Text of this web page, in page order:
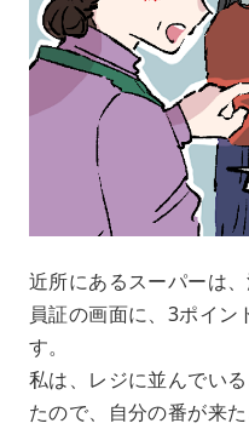
近所にあるスーパーは
員証の画面に、3ポイン
す。
私は、レジに並んでい
たので、自分の番が来